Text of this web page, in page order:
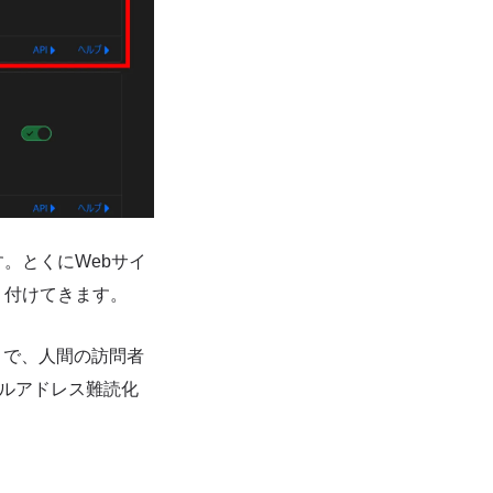
とくにWebサイ
けてきます。
、人間の訪問者
アドレス難読化